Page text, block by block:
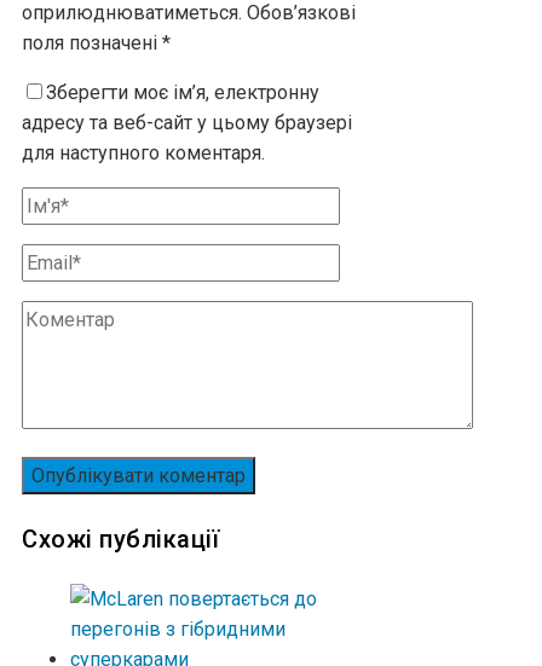
оприлюднюватиметься. Обов’язкові
поля позначені *
Зберегти моє ім’я, електронну
адресу та веб-сайт у цьому браузері
для наступного коментаря.
Схожі публікації